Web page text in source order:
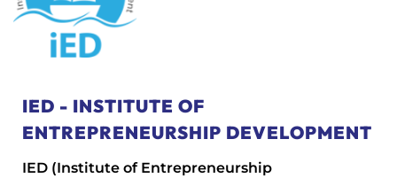
IED - INSTITUTE OF
ENTREPRENEURSHIP DEVELOPMENT
IED (Institute of Entrepreneurship